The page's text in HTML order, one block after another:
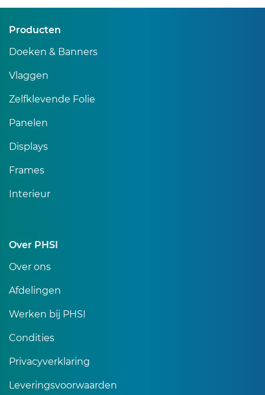
Producten
Doeken & Banners
Vlaggen
Zelfklevende Folie
Panelen
Displays
Frames
Interieur
Over PHSI
Over ons
Afdelingen
Werken bij PHSI
Condities
Privacyverklaring
Leveringsvoorwaarden